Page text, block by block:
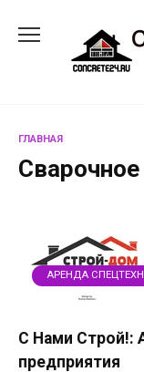
содержанию
ГЛАВНАЯ
АРЕНДА
С Нами Строй!:
предприятия